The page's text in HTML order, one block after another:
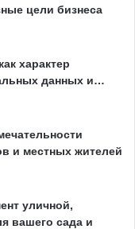
цели бизнеса
характер
данных и…
и местных жителей
уличной,
вашего сада и